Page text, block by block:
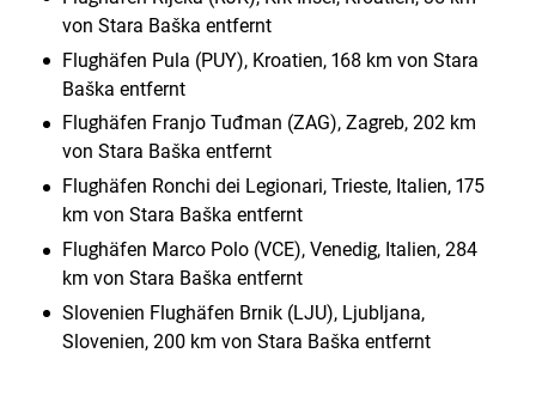
von Stara Baška entfernt
Flughäfen Pula (PUY), Kroatien, 168 km von Stara
Baška entfernt
Flughäfen Franjo Tuđman (ZAG), Zagreb, 202 km
von Stara Baška entfernt
Flughäfen Ronchi dei Legionari, Trieste, Italien, 175
km von Stara Baška entfernt
Flughäfen Marco Polo (VCE), Venedig, Italien, 284
km von Stara Baška entfernt
Slovenien Flughäfen Brnik (LJU), Ljubljana,
Slovenien, 200 km von Stara Baška entfernt